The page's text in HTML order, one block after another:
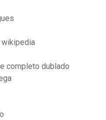
wikipedia
completo dublado